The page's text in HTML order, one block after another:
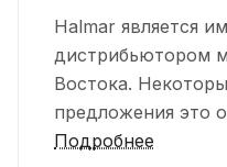
Halmar является
дистрибьютором
Востока.
предложения это
изготовленная
Подробнее